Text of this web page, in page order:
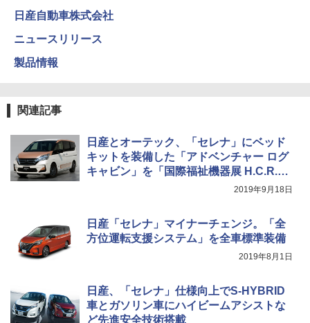
日産自動車株式会社
ニュースリリース
製品情報
関連記事
日産とオーテック、「セレナ」にベッド
キットを装備した「アドベンチャー ログ
キャビン」を「国際福祉機器展 H.C.R.20
2019年9月18日
日産「セレナ」マイナーチェンジ。「全
方位運転支援システム」を全車標準装備
2019年8月1日
日産、「セレナ」仕様向上でS-HYBRID
車とガソリン車にハイビームアシストな
ど先進安全技術搭載